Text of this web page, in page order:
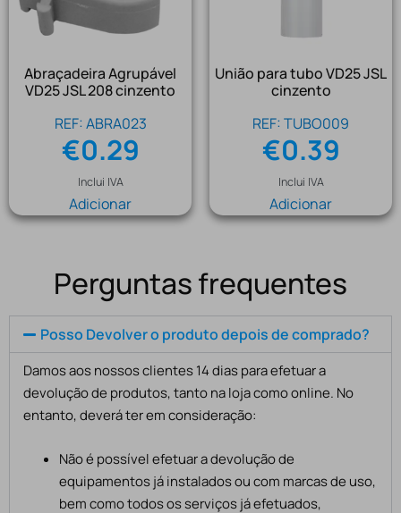
Abraçadeira Agrupável
VD25 JSL 208 cinzento
REF: ABRA023
€0.29
Inclui IVA
Adicionar
União para tubo VD25 JSL
cinzento
REF: TUBO009
€0.39
Inclui IVA
Adicionar
Perguntas frequentes
Posso Devolver o produto depois de comprado?
Damos aos nossos clientes 14 dias para efetuar a
devolução de produtos, tanto na loja como online. No
entanto, deverá ter em consideração:
Não é possível efetuar a devolução de
equipamentos já instalados ou com marcas de uso,
bem como todos os serviços já efetuados,